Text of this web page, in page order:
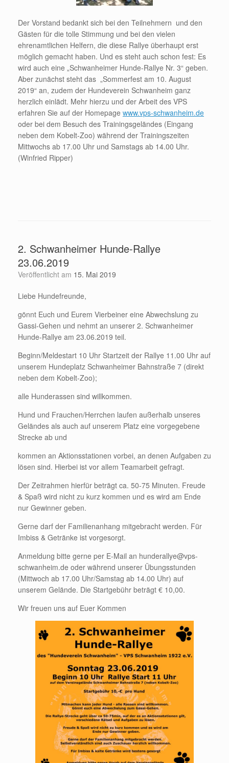
Der Vorstand bedankt sich bei den Teilnehmern und den
Gästen für die tolle Stimmung und bei den vielen
ehrenamtlichen Helfern, die diese Rallye überhaupt erst
möglich gemacht haben. Und es steht auch schon fest: Es
wird auch eine „Schwanheimer Hunde-Rallye Nr. 3“ geben.
Aber zunächst steht das „Sommerfest am 10. August
2019“ an, zudem der Hundeverein Schwanheim ganz
herzlich einlädt. Mehr hierzu und der Arbeit des VPS
erfahren Sie auf der Homepage www.vps-schwanheim.de
oder bei dem Besuch des Trainingsgeländes (Eingang
neben dem Kobelt-Zoo) während der Trainingszeiten
Mittwochs ab 17.00 Uhr und Samstags ab 14.00 Uhr.
(Winfried Ripper)
2. Schwanheimer Hunde-Rallye
23.06.2019
Veröffentlicht am 15. Mai 2019
Liebe Hundefreunde,
gönnt Euch und Eurem Vierbeiner eine Abwechslung zu
Gassi-Gehen und nehmt an unserer 2. Schwanheimer
Hunde-Rallye am 23.06.2019 teil.
Beginn/Meldestart 10 Uhr Startzeit der Rallye 11.00 Uhr auf
unserem Hundeplatz Schwanheimer Bahnstraße 7 (direkt
neben dem Kobelt-Zoo);
alle Hunderassen sind willkommen.
Hund und Frauchen/Herrchen laufen außerhalb unseres
Geländes als auch auf unserem Platz eine vorgegebene
Strecke ab und
kommen an Aktionsstationen vorbei, an denen Aufgaben zu
lösen sind. Hierbei ist vor allem Teamarbeit gefragt.
Der Zeitrahmen hierfür beträgt ca. 50-75 Minuten. Freude
& Spaß wird nicht zu kurz kommen und es wird am Ende
nur Gewinner geben.
Gerne darf der Familienanhang mitgebracht werden. Für
Imbiss & Getränke ist vorgesorgt.
Anmeldung bitte gerne per E-Mail an hunderallye@vps-
schwanheim.de oder während unserer Übungsstunden
(Mittwoch ab 17.00 Uhr/Samstag ab 14.00 Uhr) auf
unserem Gelände. Die Startgebühr beträgt € 10,00.
Wir freuen uns auf Euer Kommen